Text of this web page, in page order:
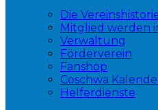
Die
Mitglied werden
Verwaltung
Förderverein
Fanshop
Coschwa
Helferdienste